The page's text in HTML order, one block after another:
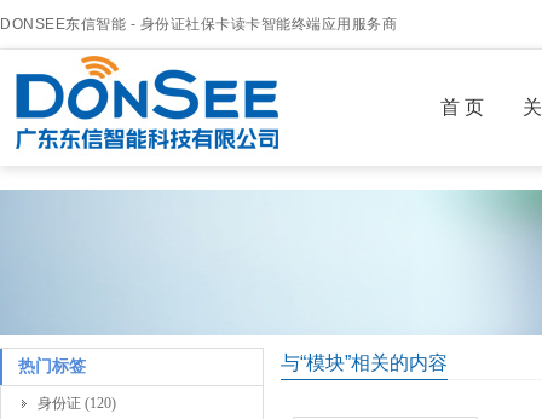
DONSEE东信智能 - 身份证社保卡读卡智能终端应用服务商
首 页
热门标签
身份证 (120)
与“模块”相关的内容